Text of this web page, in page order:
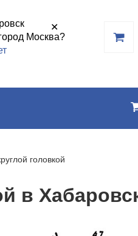
✕
Москва?
головкой
в